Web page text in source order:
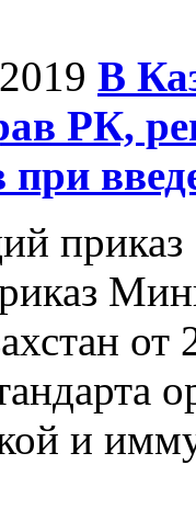
В
РК,
при
и